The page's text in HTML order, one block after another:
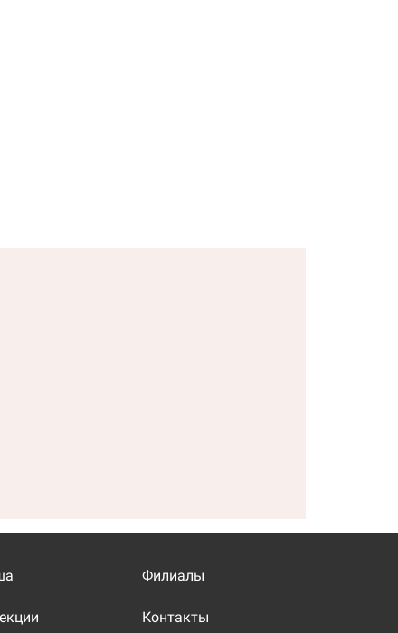
Филиалы
Контакты